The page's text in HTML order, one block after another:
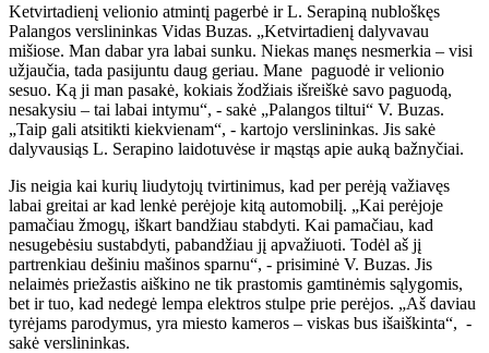
Ketvirtadienį velionio atmintį pagerbė ir L. Serapiną nubloškęs
Palangos verslininkas Vidas Buzas. „Ketvirtadienį dalyvavau
mišiose. Man dabar yra labai sunku. Niekas manęs nesmerkia – visi
užjaučia, tada pasijuntu daug geriau. Mane paguodė ir velionio
sesuo. Ką ji man pasakė, kokiais žodžiais išreiškė savo paguodą,
nesakysiu – tai labai intymu“, - sakė „Palangos tiltui“ V. Buzas.
„Taip gali atsitikti kiekvienam“, - kartojo verslininkas. Jis sakė
dalyvausiąs L. Serapino laidotuvėse ir mąstąs apie auką bažnyčiai.
Jis neigia kai kurių liudytojų tvirtinimus, kad per perėją važiavęs
labai greitai ar kad lenkė perėjoje kitą automobilį. „Kai perėjoje
pamačiau žmogų, iškart bandžiau stabdyti. Kai pamačiau, kad
nesugebėsiu sustabdyti, pabandžiau jį apvažiuoti. Todėl aš jį
partrenkiau dešiniu mašinos sparnu“, - prisiminė V. Buzas. Jis
nelaimės priežastis aiškino ne tik prastomis gamtinėmis sąlygomis,
bet ir tuo, kad nedegė lempa elektros stulpe prie perėjos. „Aš daviau
tyrėjams parodymus, yra miesto kameros – viskas bus išaiškinta“, -
sakė verslininkas.